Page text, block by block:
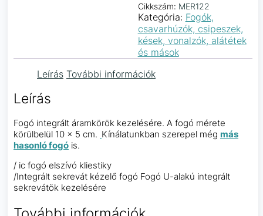
Cikkszám: MER122
Kategória: Fogók,
csavarhúzók, csipeszek,
kések, vonalzók, alátétek
és mások
Leírás További információk
Leírás
Fogó integrált áramkörök kezelésére. A fogó mérete
körülbelül 10 x 5 cm. Kínálatunkban szerepel még más
hasonló fogó is.
/ ic fogó elszívó kliestiky
/Integrált sekrevát kézelő fogó Fogó U-alakú integrált
sekrevátök kezelésére